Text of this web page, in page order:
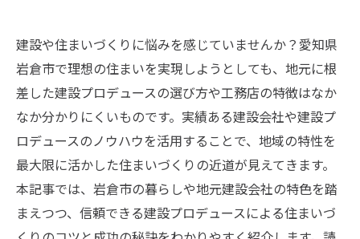
建設や住まいづくりに悩みを感じていませんか？愛知県
岩倉市で理想の住まいを実現しようとしても、地元に根
差した建設プロデュースの選び方や工務店の特徴はなか
なか分かりにくいものです。実績ある建設会社や建設プ
ロデュースのノウハウを活用することで、地域の特性を
最大限に活かした住まいづくりの近道が見えてきます。
本記事では、岩倉市の暮らしや地元建設会社の特色を踏
まえつつ、信頼できる建設プロデュースによる住まいづ